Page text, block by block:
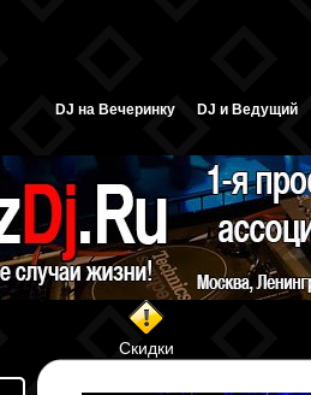
DJ на Вечеринку DJ и Ведущий
Скидки